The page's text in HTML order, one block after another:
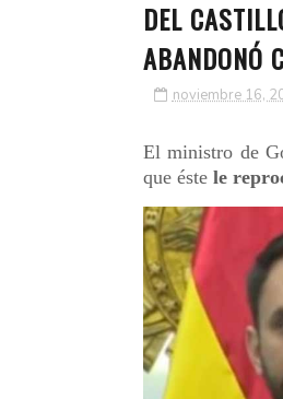
DEL
ABANDONÓ
noviembre 16,
El ministro de
que éste le